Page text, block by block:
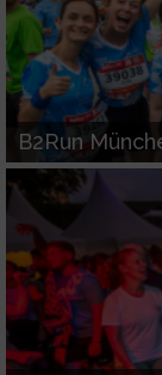
B2Run